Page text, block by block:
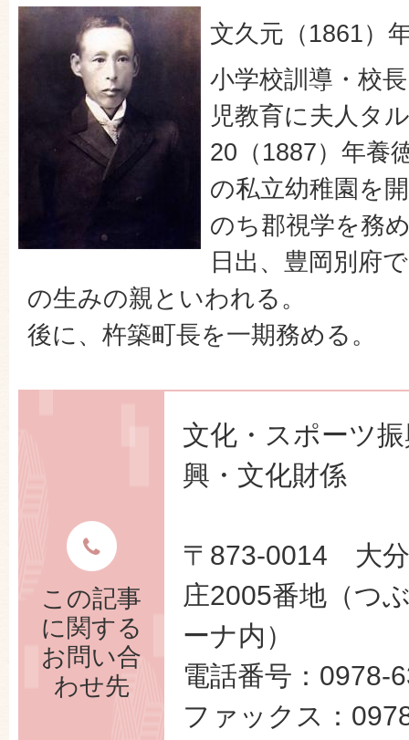
文久元（1861）
小学校訓導・校
児教育に夫人タ
20（1887）年養
の私立幼稚園を
のち郡視学を務
日出、豊岡別府
の生みの親といわれる。
後に、杵築町長を一期務める。
この記事
に関する
お問い合
わせ先
文化・スポーツ
興・文化財係
〒873-0014 大
庄2005番地（つ
ーナ内）
電話番号：0978-
ファックス：